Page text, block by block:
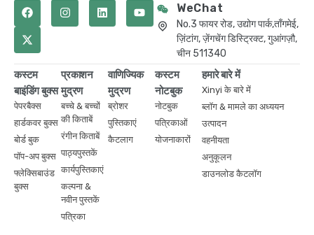
WeChat
No.3 फायर रोड, उद्योग पार्क,ताँगमेई,
ज़िंटांग, ज़ेंगचेंग डिस्ट्रिक्ट, गुआंगज़ौ,
चीन 511340
कस्टम
बाइंडिंग बुक्स
पेपरबैक्स
हार्डकवर बुक्स
बोर्ड बुक
पॉप-अप बुक्स
फ्लेक्सिबाउंड
बुक्स
प्रकाशन
मुद्रण
बच्चे & बच्चों
की किताबें
रंगीन किताबें
पाठ्यपुस्तकें
कार्यपुस्तिकाएं
कल्पना &
नवीन पुस्तकें
पत्रिका
वाणिज्यिक
मुद्रण
ब्रोशर
पुस्तिकाएं
कैटलाग
कस्टम
नोटबुक
नोटबुक
पत्रिकाओं
योजनाकारों
हमारे बारे में
Xinyi के बारे में
ब्लॉग & मामले का अध्ययन
उत्पादन
वहनीयता
अनुकूलन
डाउनलोड कैटलॉग